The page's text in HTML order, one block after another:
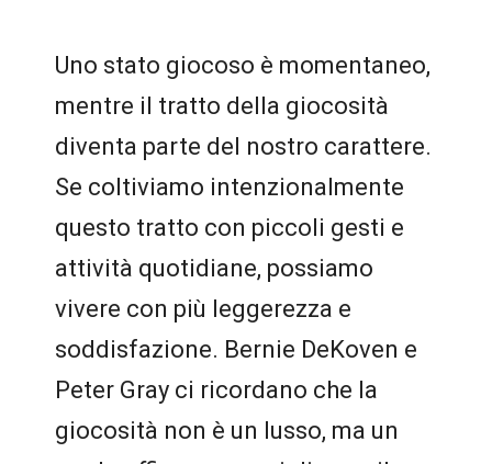
Uno stato giocoso è momentaneo,
mentre il tratto della giocosità
diventa parte del nostro carattere.
Se coltiviamo intenzionalmente
questo tratto con piccoli gesti e
attività quotidiane, possiamo
vivere con più leggerezza e
soddisfazione. Bernie DeKoven e
Peter Gray ci ricordano che la
giocosità non è un lusso, ma un